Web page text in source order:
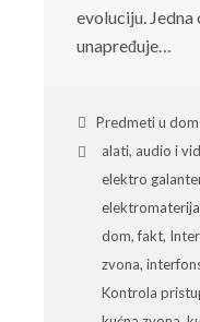
evoluciju.
unapređuje…
Predmeti u
alati, audio i
elektro
dom,fakt,
zvona,
Kontrola